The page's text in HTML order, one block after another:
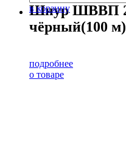
в корзину
Шнур ШВВП
чёрный(100 м)
подробнее
о товаре